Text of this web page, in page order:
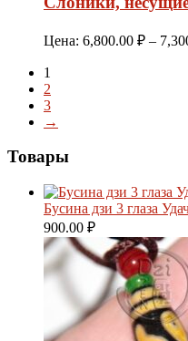
Цена: 6,800.00 ₽ –
1
2
3
→
Товары
Бусина дзи 3 глаза
900.00 ₽